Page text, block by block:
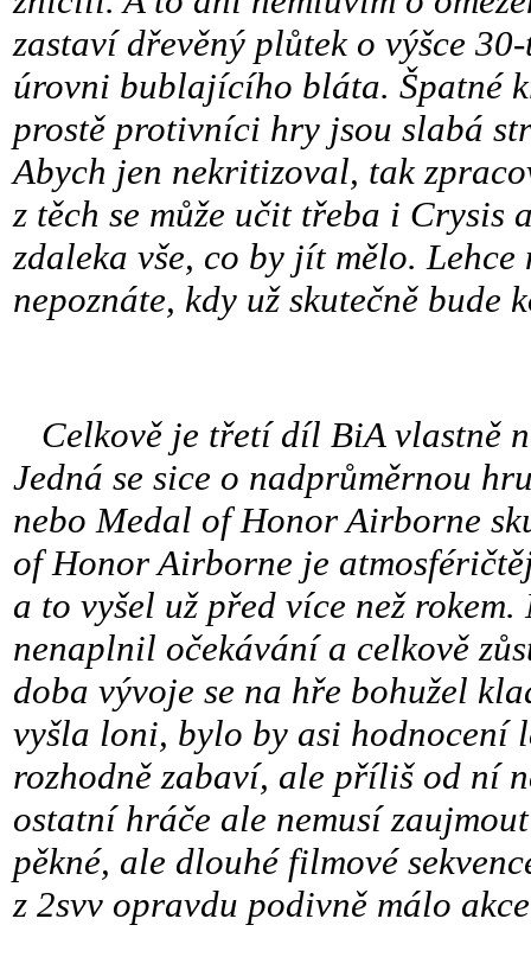
zastaví dřevěný plůtek o výšce
úrovni bublajícího bláta. Špatné
prostě protivníci hry jsou slabá
Abych jen nekritizoval, tak
z těch se může učit třeba i
zdaleka vše, co by jít mělo.
nepoznáte, kdy už skutečně bude
Celkově je třetí díl BiA vlastně
Jedná se sice o nadprůměrnou
nebo Medal of Honor Airborne
of Honor Airborne je
a to vyšel už před více než
nenaplnil očekávání a celkově
doba vývoje se na hře bohužel
vyšla loni, bylo by asi hodnocení
rozhodně zabaví, ale příliš od ní
ostatní hráče ale nemusí
pěkné, ale dlouhé filmové
z 2svv opravdu podivně málo